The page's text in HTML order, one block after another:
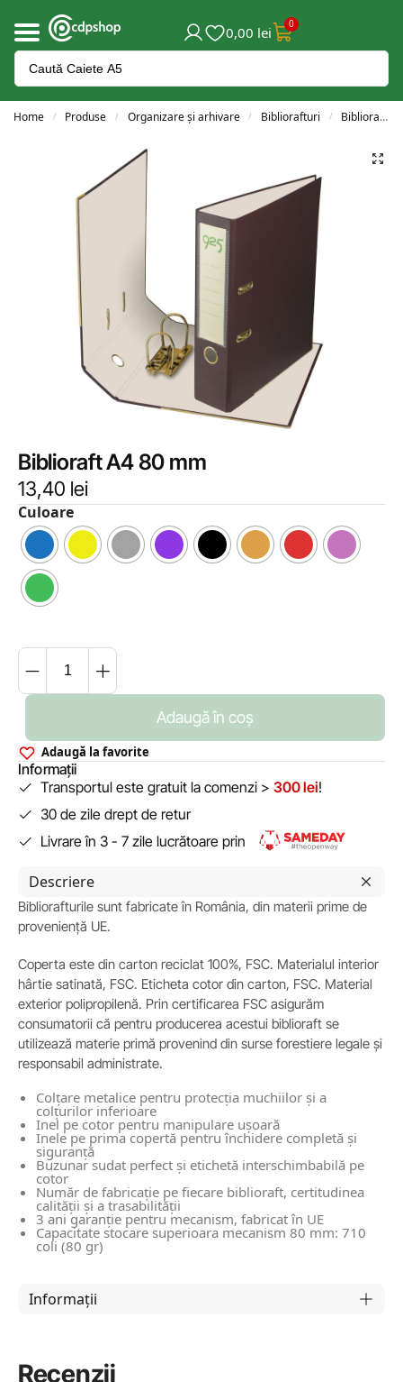
0,00 lei 0
Home / Produse / Organizare și arhivare / Bibliorafturi / Bibliorafturi A4
Biblioraft A4 80 mm
13,40 lei
Culoare
Adaugă în coș
Adaugă la favorite
Informații
Transportul este gratuit la comenzi > 300 lei!
30 de zile drept de retur
Livrare în 3 - 7 zile lucrătoare prin
Descriere
Bibliorafturile sunt fabricate în România, din materii prime de
proveniență UE.
Coperta este din carton reciclat 100%, FSC. Materialul interior
hârtie satinată, FSC. Eticheta cotor din carton, FSC. Material
exterior polipropilenă. Prin certificarea FSC asigurăm
consumatorii că pentru producerea acestui biblioraft se
utilizează materie primă provenind din surse forestiere legale și
responsabil administrate.
Colțare metalice pentru protecția muchiilor și a
colțurilor inferioare
Inel pe cotor pentru manipulare ușoară
Inele pe prima copertă pentru închidere completă și
siguranță
Buzunar sudat perfect și etichetă interschimbabilă pe
cotor
Număr de fabricație pe fiecare biblioraft, certitudinea
calității și a trasabilității
3 ani garanție pentru mecanism, fabricat în UE
Capacitate stocare superioara mecanism 80 mm: 710
coli (80 gr)
Informații
Recenzii